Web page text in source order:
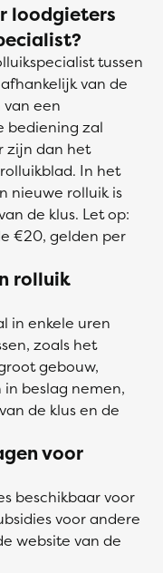
loodgieters
tussen
van de
van een
bediening zal
zijn dan het
In het
nieuwe rolluik is
de klus. Let op:
€20, gelden per
rolluik
in enkele uren
zoals het
gebouw,
beslag nemen,
de klus en de
voor
beschikbaar voor
voor andere
website van de